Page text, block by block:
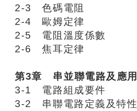
2-3 色碼電阻
2-4 歐姆定律
2-5 電阻溫度係數
2-6 焦耳定律
第3章 串並聯電路及應用
3-1 電路組成要件
3-2 串聯電路定義及特性